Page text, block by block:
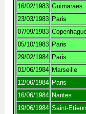
16/02/1983 Guimaraes
23/03/1983 Paris
07/09/1983
05/10/1983 Paris
29/02/1984 Paris
01/06/1984 Marseille
12/06/1984 Paris
16/06/1984 Nantes
19/06/1984 Saint-